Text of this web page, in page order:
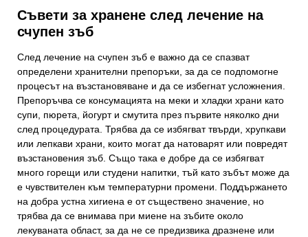
Съвети за хранене след лечение на
счупен зъб
След лечение на счупен зъб е важно да се спазват
определени хранителни препоръки, за да се подпомогне
процесът на възстановяване и да се избегнат усложнения.
Препоръчва се консумацията на меки и хладки храни като
супи, пюрета, йогурт и смутита през първите няколко дни
след процедурата. Трябва да се избягват твърди, хрупкави
или лепкави храни, които могат да натоварят или повредят
възстановения зъб. Също така е добре да се избягват
много горещи или студени напитки, тъй като зъбът може да
е чувствителен към температурни промени. Поддържането
на добра устна хигиена е от съществено значение, но
трябва да се внимава при миене на зъбите около
лекуваната област, за да не се предизвика дразнене или